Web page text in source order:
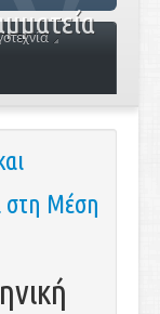
στη Μέση